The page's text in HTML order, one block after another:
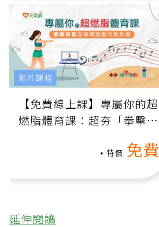
【免費線上課】專屬你的超
燃脂體育課：超夯「拳擊有
特價 免費
影片課程
延伸閱讀